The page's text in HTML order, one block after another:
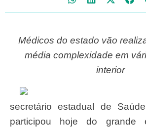
Médicos do estado vão realizar cirurgias de
média complexidade em
interior
secretário estadual de
participou hoje do grande